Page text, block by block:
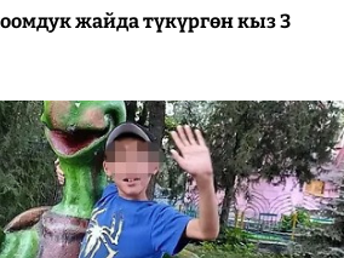
жайда түкүргөн кыз 3